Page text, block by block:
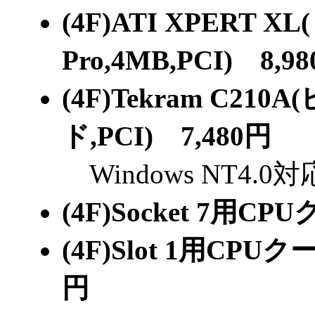
(4F)ATI XPERT
Pro,4MB,PCI)
(4F)Tekram
ド,PCI) 7,480円
Windows NT4.0対
(4F)Socket 7用
(4F)Slot 1用CPUク
円